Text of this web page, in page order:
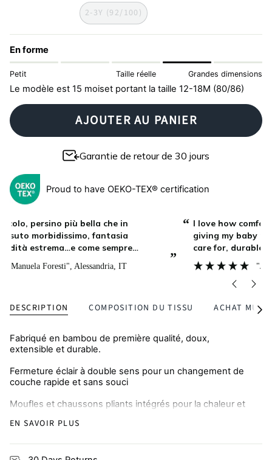
2-3Y (92/100)
En forme
Petit Taille réelle Grandes dimensions
Le modèle est 15 moiset portant la taille 12-18M (80/86)
AJOUTER AU PANIER
Garantie de retour de 30 jours
Proud to have OEKO-TEX® certification
“ I love how comfortable and stretchy the material is,
giving my baby plenty of room to move. It’s easy to
care for, durable, and feels premium. We reach for
this one all the time, highly recommend!
"Joana " , Paris, FR
DESCRIPTION COMPOSITION DU TISSU ACHAT Tout
Fabriqué en bambou de première qualité, doux,
extensible et durable.
Fermeture éclair à double sens pour un changement de
couche rapide et sans souci
Moufles et chaussons pliants intégrés pour la chaleur et
peaux sujettes à l'eczéma
EN SAVOIR PLUS